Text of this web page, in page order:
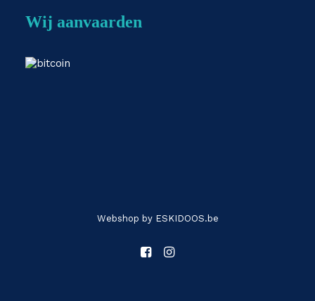
Wij aanvaarden
Webshop by ESKIDOOS.be